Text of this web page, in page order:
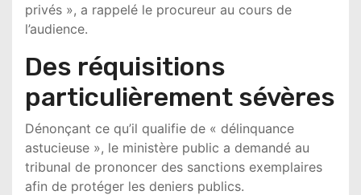
privés », a rappelé le procureur au cours de
l’audience.
Des réquisitions
particulièrement sévères
Dénonçant ce qu’il qualifie de « délinquance
astucieuse », le ministère public a demandé au
tribunal de prononcer des sanctions exemplaires
afin de protéger les deniers publics.